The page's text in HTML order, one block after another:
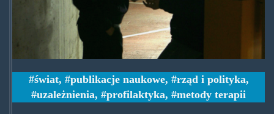
świat, publikacje naukowe, rząd i polityka,
uzależnienia, profilaktyka, metody terapii